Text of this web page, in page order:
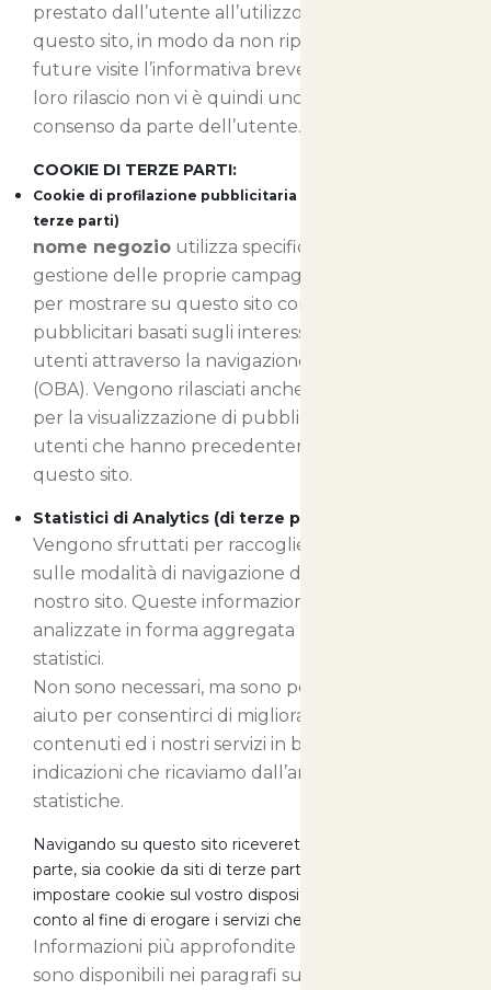
prestato dall’utente all’utilizzo dei cookie su
questo sito, in modo da non riproporre nelle
future visite l’informativa breve sui cookie. Peri il
loro rilascio non vi è quindi uno specifico
consenso da parte dell’utente.
COOKIE DI TERZE PARTI:
Cookie di profilazione pubblicitaria e di retargeting (di
terze parti)
nome negozio utilizza specifici cookie per la
gestione delle proprie campagne pubblicitarie e
per mostrare su questo sito contenuti
pubblicitari basati sugli interessi manifestati dagli
utenti attraverso la navigazione in internet
(OBA). Vengono rilasciati anche cookie utilizzati
per la visualizzazione di pubblicità mirate a
utenti che hanno precedentemente visitato
questo sito.
Statistici di Analytics (di terze parti)
Vengono sfruttati per raccogliere informazioni
sulle modalità di navigazione degli utenti sul
nostro sito. Queste informazioni vengono
analizzate in forma aggregata per soli fini
statistici.
Non sono necessari, ma sono per noi di grande
aiuto per consentirci di migliorare i nostri
contenuti ed i nostri servizi in base alle
indicazioni che ricaviamo dall’analisi delle
statistiche.
Navigando su questo sito riceverete sia cookie di prima
parte, sia cookie da siti di terze parti, i quali potranno
impostare cookie sul vostro dispositivo per nostro
conto al fine di erogare i servizi che stanno fornendo.
Informazioni più approfondite su questi cookie
sono disponibili nei paragrafi successivi presenti